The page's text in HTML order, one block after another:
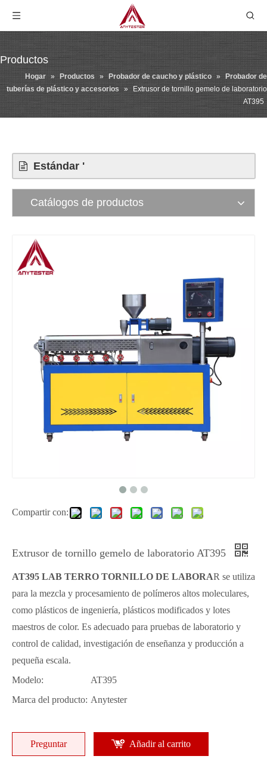
Productos
Hogar » Productos » Probador de caucho y plástico » Probador de
tuberías de plástico y accesorios
»
Extrusor de tornillo gemelo de laboratorio
AT395
Estándar '
Catálogos de productos
Compartir con:
Extrusor de tornillo gemelo de laboratorio AT395
AT395 LAB TERRO TORNILLO DE LABORAR se utiliza
para la mezcla y procesamiento de polímeros altos moleculares,
como plásticos de ingeniería, plásticos modificados y lotes
maestros de color. Es adecuado para pruebas de laboratorio y
control de calidad, investigación de enseñanza y producción a
pequeña escala.
Modelo:
AT395
Marca del producto: Anytester
Preguntar Añadir al carrito